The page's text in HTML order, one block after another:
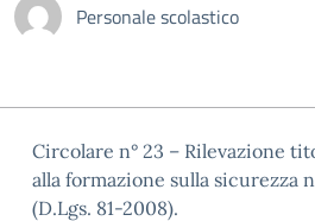
Personale scolastico
Circolare n° 23 – Rilevazione
alla formazione sulla sicurezza
(D.Lgs. 81-2008).